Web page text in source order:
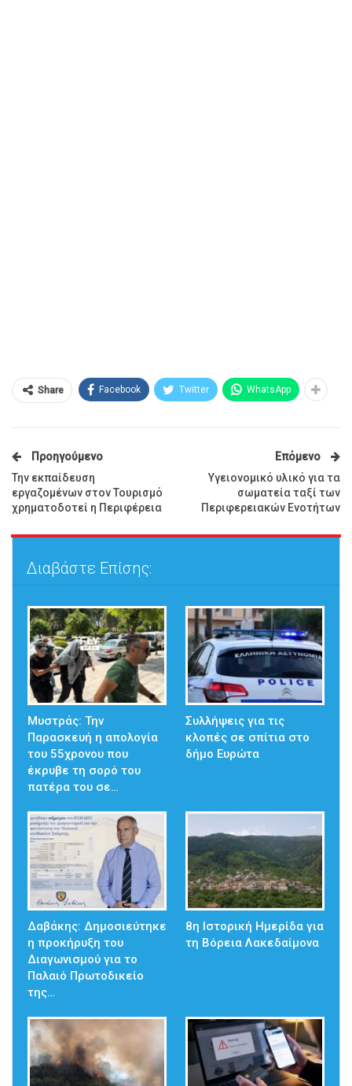
Share Facebook Twitter WhatsApp
Προηγούμενο
Την εκπαίδευση
εργαζομένων στον Τουρισμό
χρηματοδοτεί η Περιφέρεια
Επόμενο
Υγειονομικό υλικό για τα
σωματεία ταξί των
Περιφερειακών Ενοτήτων
Διαβάστε Επίσης:
Μυστράς: Την
Παρασκευή η απολογία
του 55χρονου που
έκρυβε τη σορό του
πατέρα του σε…
Συλλήψεις για τις
κλοπές σε σπίτια στο
δήμο Ευρώτα
Δαβάκης: Δημοσιεύτηκε
η προκήρυξη του
Διαγωνισμού για το
Παλαιό Πρωτοδικείο
της…
8η Ιστορική Ημερίδα για
τη Βόρεια Λακεδαίμονα